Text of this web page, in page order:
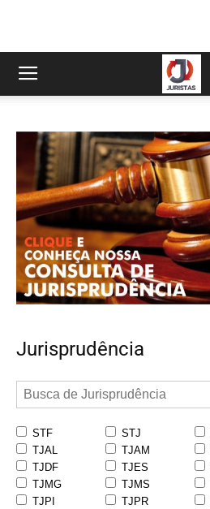
Jurisprudência
STF STJ
TJAL
TJAM
TJDF
TJES
TJMG
TJMS
TJPI
TJPR